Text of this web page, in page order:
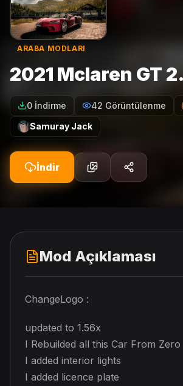
ARABA MODLARI
2021 Mclaren GT
0 İndirme 42 Görüntülenme
Samuray Jack
İndir
Mod Açıklaması
ChangeLogo :
updated to 1.56x
I Rebuilded all this Car From Zero
I added interior lights
I added licence plate